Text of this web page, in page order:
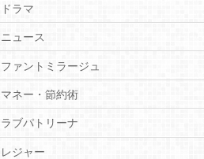
ドラマ
ニュース
ファントミラージュ
マネー・節約術
ラブパトリーナ
レジャー